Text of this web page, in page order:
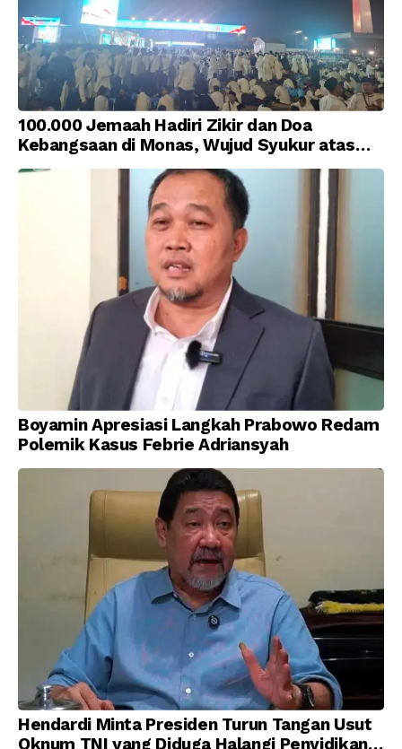
100.000 Jemaah Hadiri Zikir dan Doa
Kebangsaan di Monas, Wujud Syukur atas
Kemerdekaan Indonesia
Boyamin Apresiasi Langkah Prabowo Redam
Polemik Kasus Febrie Adriansyah
Hendardi Minta Presiden Turun Tangan Usut
Oknum TNI yang Diduga Halangi Penyidikan